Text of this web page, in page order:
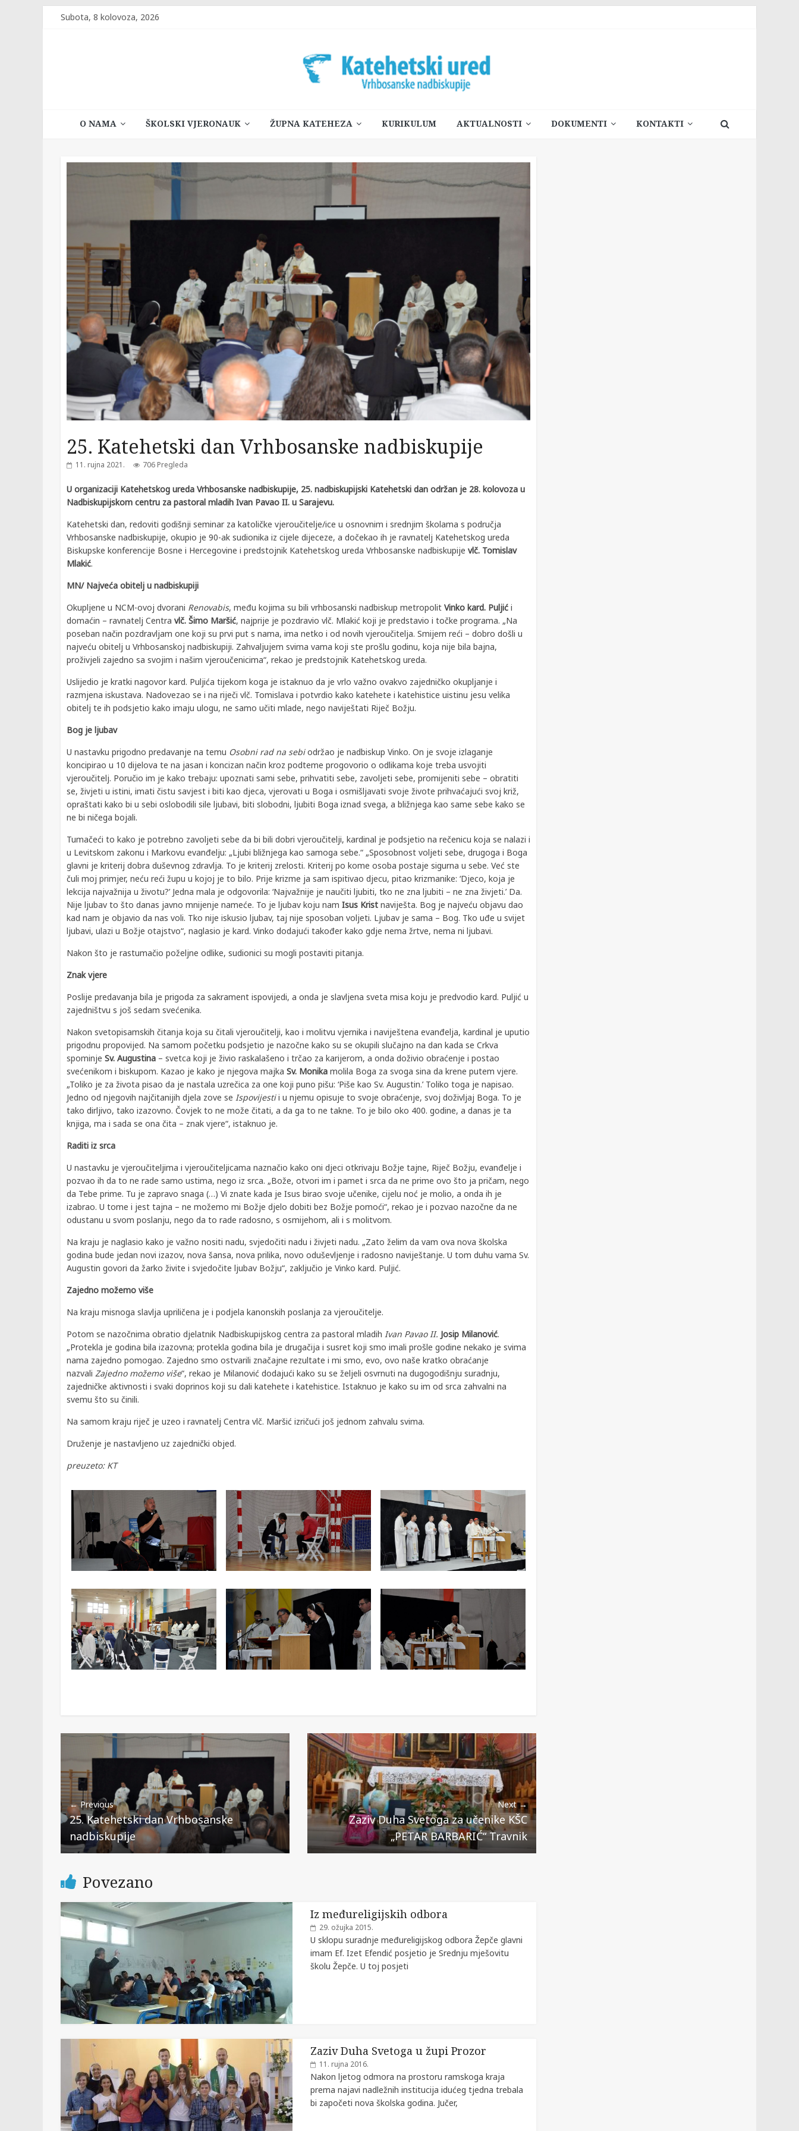
Subota, 8 kolovoza, 2026
Vrhbosanske
O NAMA ŠKOLSKI VJERONAUK ŽUPNA KATEHEZA KURIKULUM AKTUALNOSTI DOKUMENTI KONTAKTI
25. Katehetski dan Vrhbosanske nadbiskupije
11. rujna 2021. 706 Pregleda
U organizaciji Katehetskog ureda Vrhbosanske nadbiskupije, 25. nadbiskupijski Katehetski dan održan je 28. kolovoza u
Nadbiskupijskom centru za pastoral mladih Ivan Pavao II. u Sarajevu.
Katehetski dan, redoviti godišnji seminar za katoličke vjeroučitelje/ice u osnovnim i srednjim školama s područja
Vrhbosanske nadbiskupije, okupio je 90-ak sudionika iz cijele dijeceze, a dočekao ih je ravnatelj Katehetskog ureda
Biskupske konferencije Bosne i Hercegovine i predstojnik Katehetskog ureda Vrhbosanske nadbiskupije vlč. Tomislav
Mlakić.
MN/ Najveća obitelj u nadbiskupiji
Okupljene u NCM-ovoj dvorani Renovabis, među kojima su bili vrhbosanski nadbiskup metropolit Vinko kard. Puljić i
domaćin – ravnatelj Centra vlč. Šimo Maršić, najprije je pozdravio vlč. Mlakić koji je predstavio i točke programa. „Na
poseban način pozdravljam one koji su prvi put s nama, ima netko i od novih vjeroučitelja. Smijem reći – dobro došli u
najveću obitelj u Vrhbosanskoj nadbiskupiji. Zahvaljujem svima vama koji ste prošlu godinu, koja nije bila bajna,
proživjeli zajedno sa svojim i našim vjeroučenicima“, rekao je predstojnik Katehetskog ureda.
Uslijedio je kratki nagovor kard. Puljića tijekom koga je istaknuo da je vrlo važno ovakvo zajedničko okupljanje i
razmjena iskustava. Nadovezao se i na riječi vlč. Tomislava i potvrdio kako katehete i katehistice uistinu jesu velika
obitelj te ih podsjetio kako imaju ulogu, ne samo učiti mlade, nego naviještati Riječ Božju.
Bog je ljubav
U nastavku prigodno predavanje na temu Osobni rad na sebiodržao je nadbiskup Vinko. On je svoje izlaganje
koncipirao u 10 dijelova te na jasan i koncizan način kroz podteme progovorio o odlikama koje treba usvojiti
vjeroučitelj. Poručio im je kako trebaju: upoznati sami sebe, prihvatiti sebe, zavoljeti sebe, promijeniti sebe – obratiti
se, živjeti u istini, imati čistu savjest i biti kao djeca, vjerovati u Boga i osmišljavati svoje živote prihvaćajući svoj križ,
opraštati kako bi u sebi oslobodili sile ljubavi, biti slobodni, ljubiti Boga iznad svega, a bližnjega kao same sebe kako se
ne bi ničega bojali.
Tumačeći to kako je potrebno zavoljeti sebe da bi bili dobri vjeroučitelji, kardinal je podsjetio na rečenicu koja se nalazi i
u Levitskom zakonu i Markovu evanđelju: „Ljubi bližnjega kao samoga sebe.“ „Sposobnost voljeti sebe, drugoga i Boga
glavni je kriterij dobra duševnog zdravlja. To je kriterij zrelosti. Kriterij po kome osoba postaje sigurna u sebe. Već ste
čuli moj primjer, neću reći župu u kojoj je to bilo. Prije krizme ja sam ispitivao djecu, pitao krizmanike: ‘Djeco, koja je
lekcija najvažnija u životu?’ Jedna mala je odgovorila: ‘Najvažnije je naučiti ljubiti, tko ne zna ljubiti – ne zna živjeti.’ Da.
Nije ljubav to što danas javno mnijenje nameće. To je ljubav koju nam Isus Krist naviješta. Bog je najveću objavu dao
kad nam je objavio da nas voli. Tko nije iskusio ljubav, taj nije sposoban voljeti. Ljubav je sama – Bog. Tko uđe u svijet
ljubavi, ulazi u Božje otajstvo“, naglasio je kard. Vinko dodajući također kako gdje nema žrtve, nema ni ljubavi.
Nakon što je rastumačio poželjne odlike, sudionici su mogli postaviti pitanja.
Znak vjere
Poslije predavanja bila je prigoda za sakrament ispovijedi, a onda je slavljena sveta misa koju je predvodio kard. Puljić u
zajedništvu s još sedam svećenika.
Nakon svetopisamskih čitanja koja su čitali vjeroučitelji, kao i molitvu vjernika i naviještena evanđelja, kardinal je uputio
prigodnu propovijed. Na samom početku podsjetio je nazočne kako su se okupili slučajno na dan kada se Crkva
spominje Sv. Augustina – svetca koji je živio raskalašeno i trčao za karijerom, a onda doživio obraćenje i postao
svećenikom i biskupom. Kazao je kako je njegova majka Sv. Monika molila Boga za svoga sina da krene putem vjere.
„Toliko je za života pisao da je nastala uzrečica za one koji puno pišu: ‘Piše kao Sv. Augustin.’ Toliko toga je napisao.
Jedno od njegovih najčitanijih djela zove se Ispovijestii u njemu opisuje to svoje obraćenje, svoj doživljaj Boga. To je
tako dirljivo, tako izazovno. Čovjek to ne može čitati, a da ga to ne takne. To je bilo oko 400. godine, a danas je ta
knjiga, ma i sada se ona čita – znak vjere“, istaknuo je.
Raditi iz srca
U nastavku je vjeroučiteljima i vjeroučiteljicama naznačio kako oni djeci otkrivaju Božje tajne, Riječ Božju, evanđelje i
pozvao ih da to ne rade samo ustima, nego iz srca. „Bože, otvori im i pamet i srca da ne prime ovo što ja pričam, nego
da Tebe prime. Tu je zapravo snaga (…) Vi znate kada je Isus birao svoje učenike, cijelu noć je molio, a onda ih je
izabrao. U tome i jest tajna – ne možemo mi Božje djelo dobiti bez Božje pomoći“, rekao je i pozvao nazočne da ne
odustanu u svom poslanju, nego da to rade radosno, s osmijehom, ali i s molitvom.
Na kraju je naglasio kako je važno nositi nadu, svjedočiti nadu i živjeti nadu. „Zato želim da vam ova nova školska
godina bude jedan novi izazov, nova šansa, nova prilika, novo oduševljenje i radosno naviještanje. U tom duhu vama Sv.
Augustin govori da žarko živite i svjedočite ljubav Božju“, zaključio je Vinko kard. Puljić.
Zajedno možemo više
Na kraju misnoga slavlja upriličena je i podjela kanonskih poslanja za vjeroučitelje.
Potom se nazočnima obratio djelatnik Nadbiskupijskog centra za pastoral mladih Ivan Pavao II. Josip Milanović.
„Protekla je godina bila izazovna; protekla godina bila je drugačija i susret koji smo imali prošle godine nekako je svima
nama zajedno pomogao. Zajedno smo ostvarili značajne rezultate i mi smo, evo, ovo naše kratko obraćanje
nazvali Zajedno možemo više“, rekao je Milanović dodajući kako su se željeli osvrnuti na dugogodišnju suradnju,
zajedničke aktivnosti i svaki doprinos koji su dali katehete i katehistice. Istaknuo je kako su im od srca zahvalni na
svemu što su činili.
Na samom kraju riječ je uzeo i ravnatelj Centra vlč. Maršić izričući još jednom zahvalu svima.
Druženje je nastavljeno uz zajednički objed.
preuzeto: KT
← Previous
25. Katehetski dan Vrhbosanske
nadbiskupije
Next →
Zaziv Duha Svetoga za učenike KŠC
„PETAR BARBARIĆ“ Travnik
Povezano
Iz međureligijskih odbora
29. ožujka 2015.
U sklopu suradnje međureligijskog odbora Žepče glavni
imam Ef. Izet Efendić posjetio je Srednju mješovitu
školu Žepče. U toj posjeti
Zaziv Duha Svetoga u župi Prozor
11. rujna 2016.
Nakon ljetog odmora na prostoru ramskoga kraja
prema najavi nadležnih institucija idućeg tjedna trebala
bi započeti nova školska godina. Jučer,